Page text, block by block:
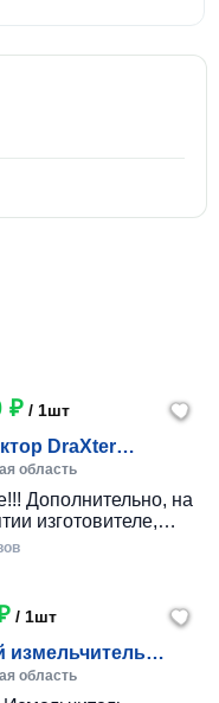
₽ / 1шт
DraXter
область
Дополнительно, на
изготовителе,
комплектации могут
Стоимость
управление
задней навесками
стандарт+,
/ 1шт
измельчитель
У-250 бензиновый
область